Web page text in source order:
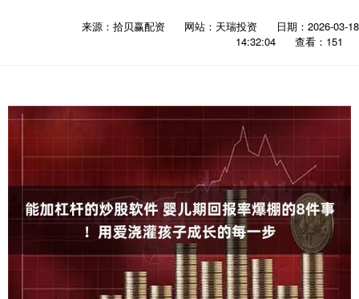
来源：拾贝赢配资 网站：天瑞投资
日期：2026-03-18
14:32:04
查看：151